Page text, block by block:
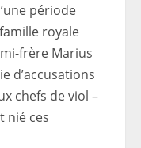
période
royale
frère Marius
d’accusations
chefs de viol –
nié ces